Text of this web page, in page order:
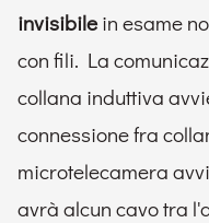
invisibilein esame
con fili. La
collana induttiva
connessione fra
microtelecamera
avrà alcun cavo tra